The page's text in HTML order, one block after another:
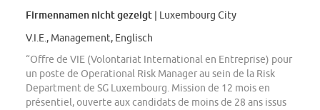
Firmennamen nicht gezeigt | Luxembourg City
V.I.E., Management, Englisch
“Offre de VIE (Volontariat International en Entreprise) pour
un poste de Operational Risk Manager au sein de la Risk
Department de SG Luxembourg. Mission de 12 mois en
présentiel, ouverte aux candidats de moins de 28 ans issus